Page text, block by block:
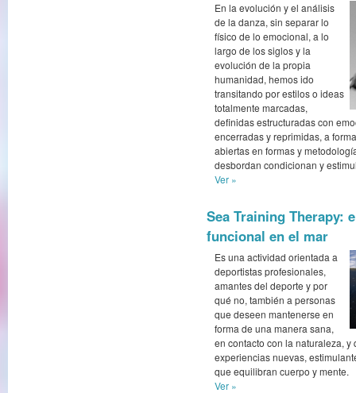
En la evolución y el análisis
de la danza, sin separar lo
físico de lo emocional, a lo
largo de los siglos y la
evolución de la propia
humanidad, hemos ido
transitando por estilos o ideas
totalmente marcadas,
definidas estructuradas con
encerradas y reprimidas, a
abiertas en formas y
desbordan condicionan y
Ver »
Sea Training Therapy:
funcional en el mar
Es una actividad orientada a
deportistas profesionales,
amantes del deporte y por
qué no, también a personas
que deseen mantenerse en
forma de una manera sana,
en contacto con la naturaleza, y
experiencias nuevas,
que equilibran cuerpo y mente.
Ver »